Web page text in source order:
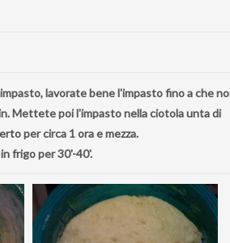
lavorate bene l'impasto fino a che
Mettete poi l'impasto nella ciotola unta di
per circa 1 ora e mezza.
frigo per 30'-40'.